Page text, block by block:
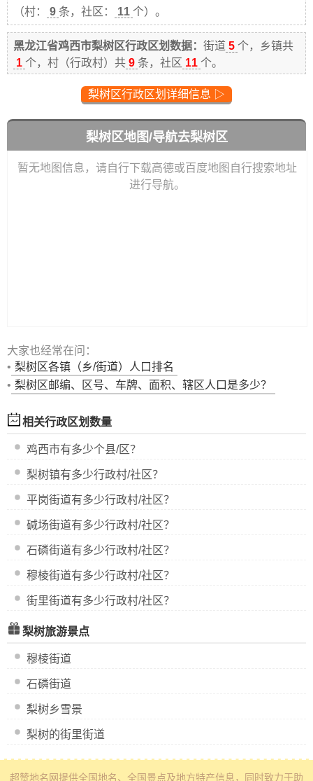
（村：
9 条，社区： 11 个）。
黑龙江省鸡西市梨树区行政区划数据： 街道 5 个，乡镇共
1 个，村（行政村）共 9 条，社区 11 个。
梨树区行政区划详细信息 ▷
梨树区地图/导航去梨树区
暂无地图信息，请自行下载高德或百度地图自行搜索地址
进行导航。
大家也经常在问：
• 梨树区各镇（乡/街道）人口排名
• 梨树区邮编、区号、车牌、面积、辖区人口是多少？
相关行政区划数量
鸡西市有多少个县/区？
梨树镇有多少行政村/社区？
平岗街道有多少行政村/社区？
碱场街道有多少行政村/社区？
石磷街道有多少行政村/社区？
穆棱街道有多少行政村/社区？
街里街道有多少行政村/社区？
梨树旅游景点
穆棱街道
石磷街道
梨树乡雪景
梨树的街里街道
超赞地名网提供全国地名、全国景点及地方特产信息 ，同时致力于助